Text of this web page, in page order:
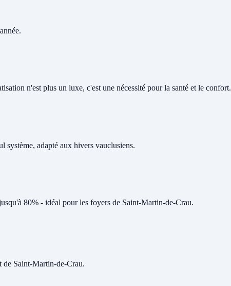
n'est plus un luxe, c'est une nécessité pour la santé et le confort.
système, adapté aux hivers vauclusiens.
80% - idéal pour les foyers de Saint-Martin-de-Crau.
Saint-Martin-de-Crau.